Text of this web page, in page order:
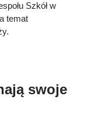
Szkół w
temat
swoje